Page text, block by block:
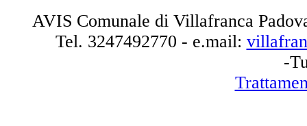
AVIS Comunale di Villafranca
Tel. 3247492770 - e.mail:
-